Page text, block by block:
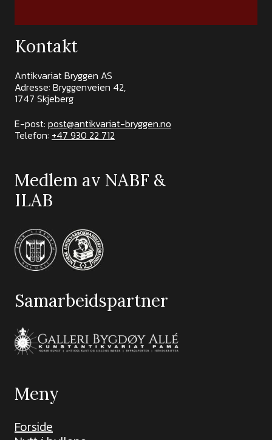
Kontakt
Antikvariat Bryggen AS
Adresse: Bryggenveien 42,
1747 Skjeberg
E-post: post@antikvariat-bryggen.no
Telefon: +47 930 22 712
Medlem av NABF &
ILAB
Samarbeidspartner
Meny
Forside